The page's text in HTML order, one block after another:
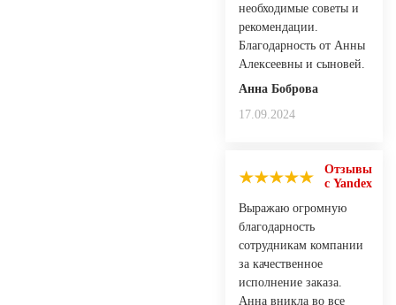
необходимые советы и
рекомендации.
Благодарность от Анны
Алексеевны и сыновей.
Анна Боброва
17.09.2024
Отзывы
с Yandex
Выражаю огромную
благодарность
сотрудникам компании
за качественное
исполнение заказа.
Анна вникла во все